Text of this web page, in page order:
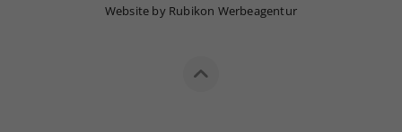
Website by Rubikon Werbeagentur